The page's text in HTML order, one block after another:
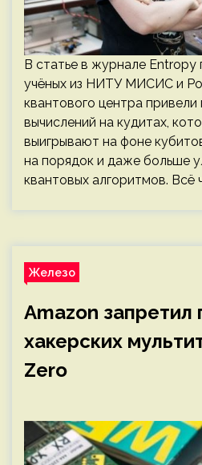
В статье в журнале Entropy
учёных из НИТУ МИСИС и
квантового центра
вычислений на кудитах,
выигрывают на фоне
на порядок и даже больше
квантовых алгоритмов. Всё
Железо
Amazon
хакерских
Zero